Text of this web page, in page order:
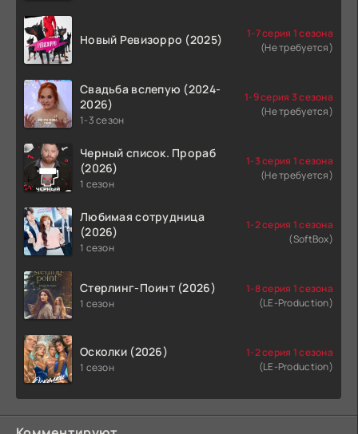
Новый Ревизорро (2025)
1-7 серия 1 сезона
(Не требуется)
Свадьба вслепую (2024-
2026)
1-3 сезон
1-9 серия 3 сезона
(Не требуется)
Черный список. Прораб
(2026)
1 сезон
1-3 серия 1 сезона
(Не требуется)
Любимая сотрудница
(2026)
1 сезон
1-2 серия 1 сезона
(SoftBox)
Стерлинг-Поинт (2026)
1 сезон
1-8 серия 1 сезона
(LE-Production)
Осколки (2026)
1 сезон
1-2 серия 1 сезона
(LE-Production)